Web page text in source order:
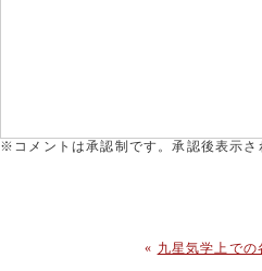
※コメントは承認制です。承認後表示さ
« 九星気学上で